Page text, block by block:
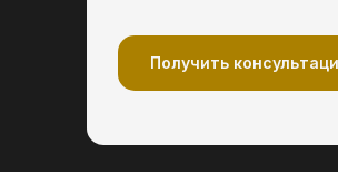
Получить